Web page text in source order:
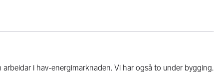
i hav-energimarknaden. Vi har også to under bygging.